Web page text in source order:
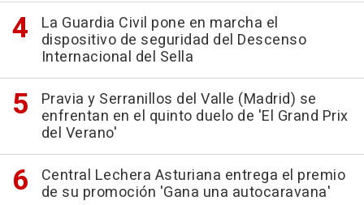
La Guardia Civil pone en marcha el
dispositivo de seguridad del Descenso
Internacional del Sella
Pravia y Serranillos del Valle (Madrid) se
enfrentan en el quinto duelo de 'El Grand Prix
del Verano'
Central Lechera Asturiana entrega el premio
de su promoción 'Gana una autocaravana'